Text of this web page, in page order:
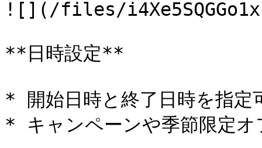
![](/files/
**日時設定**
* 開始日時と終了日時を指定
* キャンペーンや季節限定オ